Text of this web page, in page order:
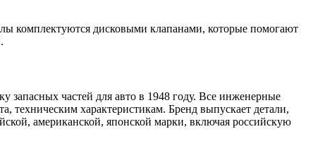
комплектуются дисковыми клапанами, которые помогают
запасных частей для авто в 1948 году. Все инженерные
техническим характеристикам. Бренд выпускает детали,
американской, японской марки, включая российскую